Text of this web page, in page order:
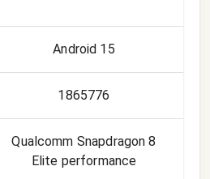
Android 15
1865776
Qualcomm Snapdragon 8
Elite performance